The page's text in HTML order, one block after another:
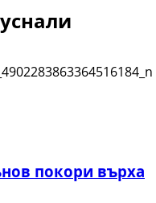
покори върха